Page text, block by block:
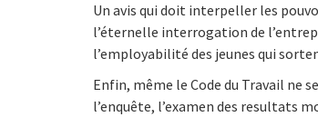
Un avis qui doit interpeller les
l’éternelle interrogation de
l’employabilité des jeunes qui
Enfin, même le Code du Travail ne
l’enquête, l’examen des resultats